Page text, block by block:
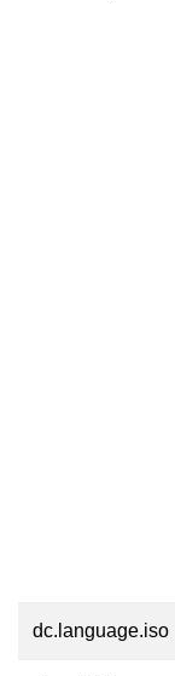
dc.language.iso